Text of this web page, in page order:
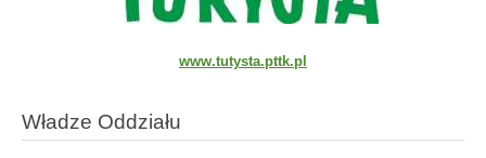
www.tutysta.pttk.pl
Władze Oddziału